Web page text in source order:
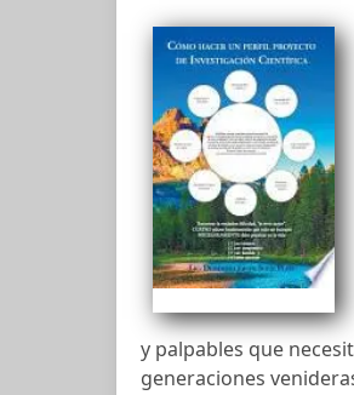
y palpables que
generaciones